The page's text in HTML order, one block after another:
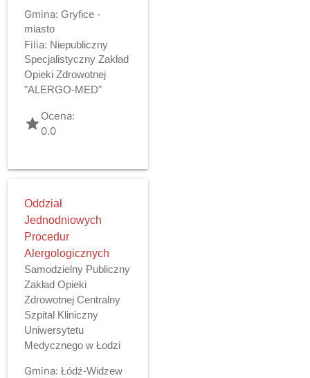
Gmina: Gryfice -
miasto
Filia: Niepubliczny
Specjalistyczny Zakład
Opieki Zdrowotnej
"ALERGO-MED"
gradeOcena:
0.0
Oddział
Jednodniowych
Procedur
Alergologicznych
Samodzielny Publiczny
Zakład Opieki
Zdrowotnej Centralny
Szpital Kliniczny
Uniwersytetu
Medycznego w Łodzi
Gmina: Łódź-Widzew